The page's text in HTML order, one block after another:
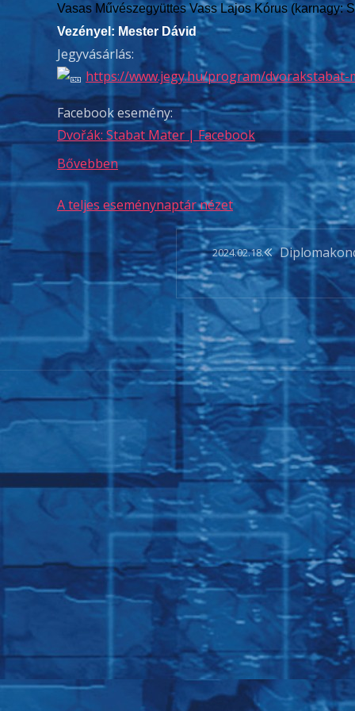
Vasas Művészegyüttes Vass Lajos Kórus (karnagy:
Vezényel: Mester Dávid
Jegyvásárlás:
https://www.jegy.hu/program/dvorakstabat-
Facebook esemény:
Dvořák: Stabat Mater | Facebook
Bővebben
A teljes eseménynaptár nézet
navigáció
2024.02.18.